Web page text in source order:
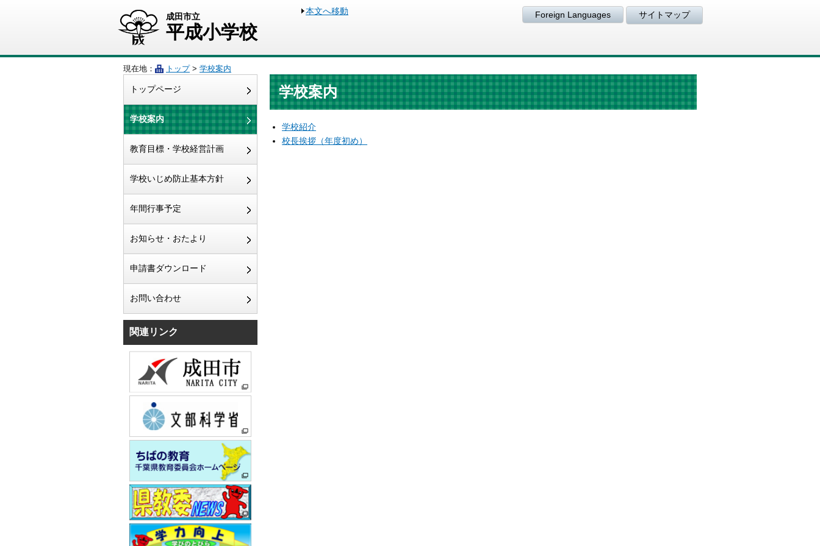
成田市立
平成小学校
本文へ移動 Foreign Languages サイトマップ
現在地： トップ> 学校案内
学校案内
学校紹介
校長挨拶（年度初め）
トップページ
学校案内
教育目標・学校経営計画
学校いじめ防止基本方針
年間行事予定
お知らせ・おたより
申請書ダウンロード
お問い合わせ
関連リンク